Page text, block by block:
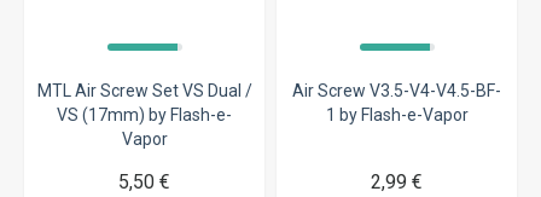
MTL Air Screw Set VS Dual /
VS (17mm) by Flash-e-
Vapor
5,50 €
Air Screw V3.5-V4-V4.5-BF-
1 by Flash-e-Vapor
2,99 €